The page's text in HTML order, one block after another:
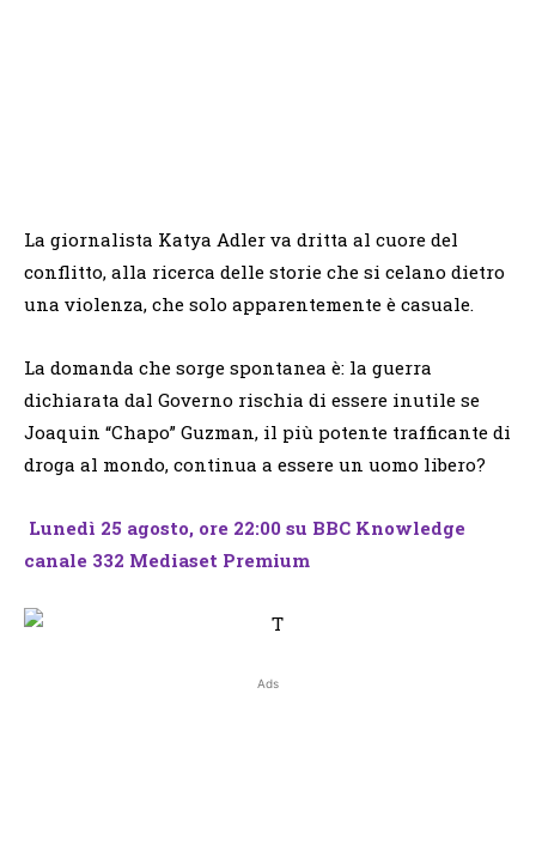
La giornalista Katya Adler va dritta al cuore del
conflitto, alla ricerca delle storie che si celano dietro
una violenza, che solo apparentemente è casuale.
La domanda che sorge spontanea è: la guerra
dichiarata dal Governo rischia di essere inutile se
Joaquin “Chapo” Guzman, il più potente trafficante di
droga al mondo, continua a essere un uomo libero?
Lunedì 25 agosto, ore 22:00 su BBC Knowledge
canale 332 Mediaset Premium
Ads